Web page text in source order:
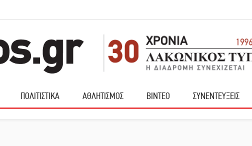
ΠΟΛΙΤΙΣΤΙΚΑ ΑΘΛΗΤΙΣΜΟΣ ΒΙΝΤΕΟ ΣΥΝΕΝΤΕΥΞΕΙΣ